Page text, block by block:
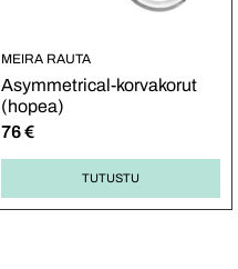
MEIRA RAUTA
Asymmetrical-korvakorut
(hopea)
76€
TUTUSTU